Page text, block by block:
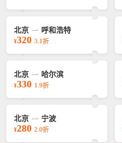
北京 呼和浩特
¥320 3.1折
北京 哈尔滨
¥330 1.9折
北京 宁波
¥280 2.0折